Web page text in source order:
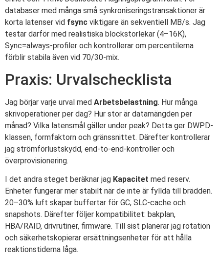
databaser med många små synkroniseringstransaktioner är
korta latenser vid fsync viktigare än sekventiell MB/s. Jag
testar därför med realistiska blockstorlekar (4–16K),
Sync=always-profiler och kontrollerar om percentilerna
förblir stabila även vid 70/30-mix.
Praxis: Urvalschecklista
Jag börjar varje urval med Arbetsbelastning. Hur många
skrivoperationer per dag? Hur stor är datamängden per
månad? Vilka latensmål gäller under peak? Detta ger DWPD-
klassen, formfaktorn och gränssnittet. Därefter kontrollerar
jag strömförlustskydd, end-to-end-kontroller och
överprovisionering.
I det andra steget beräknar jag Kapacitet med reserv.
Enheter fungerar mer stabilt när de inte är fyllda till brädden.
20–30% luft skapar buffertar för GC, SLC-cache och
snapshots. Därefter följer kompatibilitet: bakplan,
HBA/RAID, drivrutiner, firmware. Till sist planerar jag rotation
och säkerhetskopierar ersättningsenheter för att hålla
reaktionstiderna låga.